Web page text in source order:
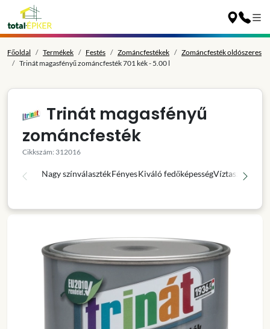
Főoldal Termékek Festés Zománcfestékek
Zománcfesték oldószeres
Trinát magasfényű zománcfesték 701 kék - 5.00 l
Trinát magasfényű
zománcfesték
Cikkszám: 312016
Nagy színválasztékFényesKiváló fedőképességVíztaszító